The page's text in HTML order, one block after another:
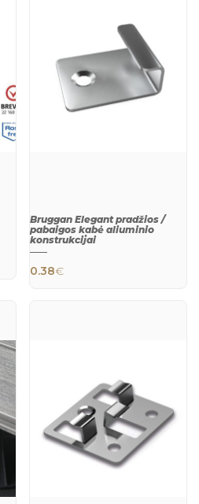
Bruggan Elegant pradžios /
pabaigos kabė aliuminio
konstrukcijai
0.38€